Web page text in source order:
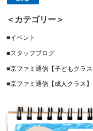
＜カテゴリー＞
■イベント
■スタッフブログ
■京ファミ通信【子どもクラス
■京ファミ通信【成人クラス】